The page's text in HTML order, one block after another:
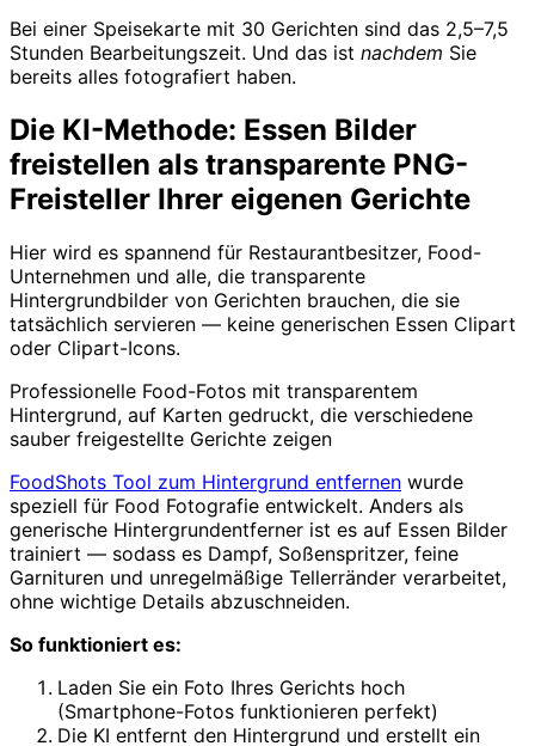
Bei einer Speisekarte mit 30 Gerichten sind das 2,5–7,5
Stunden Bearbeitungszeit. Und das ist nachdem Sie
bereits alles fotografiert haben.
Die KI-Methode: Essen Bilder
freistellen als transparente PNG-
Freisteller Ihrer eigenen Gerichte
Hier wird es spannend für Restaurantbesitzer, Food-
Unternehmen und alle, die transparente
Hintergrundbilder von Gerichten brauchen, die sie
tatsächlich servieren — keine generischen Essen Clipart
oder Clipart-Icons.
Professionelle Food-Fotos mit transparentem
Hintergrund, auf Karten gedruckt, die verschiedene
sauber freigestellte Gerichte zeigen
FoodShots Tool zum Hintergrund entfernen wurde
speziell für Food Fotografie entwickelt. Anders als
generische Hintergrundentferner ist es auf Essen Bilder
trainiert — sodass es Dampf, Soßenspritzer, feine
Garnituren und unregelmäßige Tellerränder verarbeitet,
ohne wichtige Details abzuschneiden.
So funktioniert es:
Laden Sie ein Foto Ihres Gerichts hoch
(Smartphone-Fotos funktionieren perfekt)
Die KI entfernt den Hintergrund und erstellt ein